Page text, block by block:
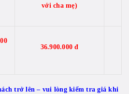
với cha mẹ)
36.900.000 đ
trở lên – vui lòng kiểm tra giá khi